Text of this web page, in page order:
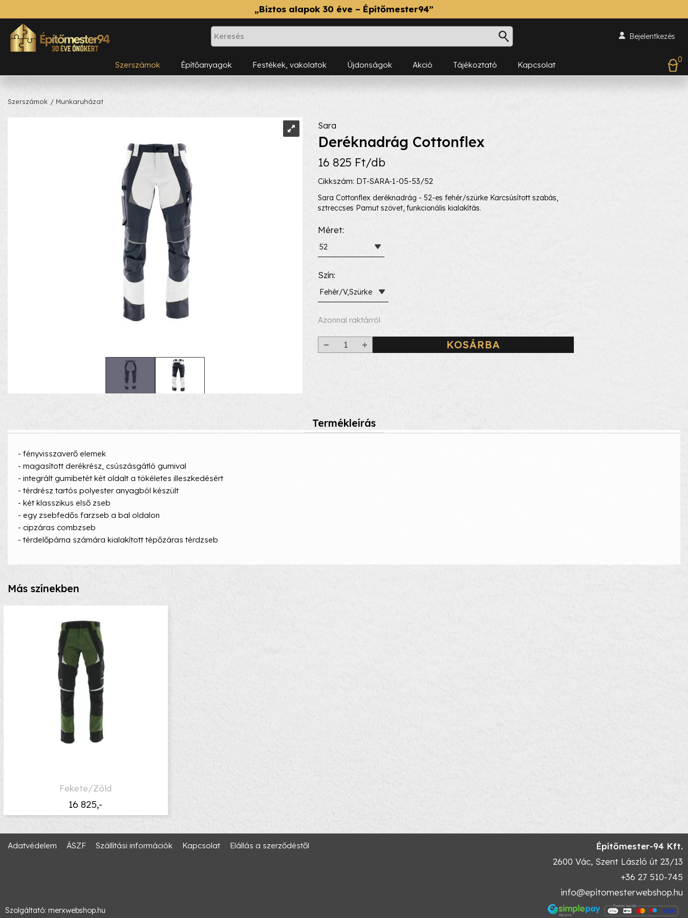
„Biztos alapok 30 éve – Építőmester94”
Bejelentkezés
Szerszámok Építőanyagok Festékek, vakolatok Újdonságok Akció Tájékoztató Kapcsolat
0
Szerszámok / Munkaruházat
Sara
Deréknadrág Cottonflex
16 825 Ft/db
Cikkszám: DT-SARA-1-05-53/52
Sara Cottonflex deréknadrág - 52-es fehér/szürke Karcsúsított szabás,
sztreccses Pamut szövet, funkcionális kialakítás.
Méret
52
Szín
Fehér/V,Szürke
Azonnal raktárról
KOSÁRBA
Termékleírás
- fényvisszaverő elemek
- magasított derékrész, csúszásgátló gumival
- integrált gumibetét két oldalt a tökéletes illeszkedésért
- térdrész tartós polyester anyagból készült
- két klasszikus első zseb
- egy zsebfedős farzseb a bal oldalon
- cipzáras combzseb
- térdelőpárna számára kialakított tépőzáras térdzseb
Más színekben
16 825,-
Fekete/Zöld
Adatvédelem ÁSZF Szállítási információk Kapcsolat Elállás a szerződéstől
Építőmester-94 Kft.
2600 Vác, Szent László út 23/13
+36 27 510-745
info@epitomesterwebshop.hu
Szolgáltató: merxwebshop.hu